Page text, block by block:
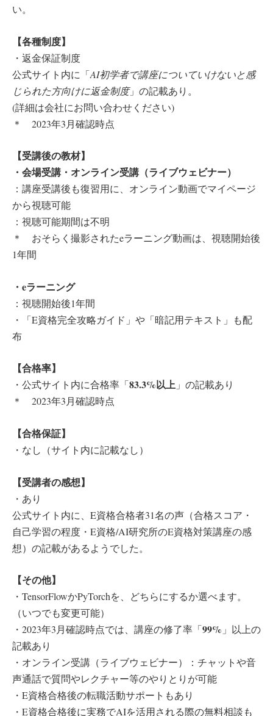
い。
【各種制度】
・返金保証制度
公式サイト内に「AI初学者で講座についていけないと感
じられた方向けに返金制度」の記載あり。
(詳細は会社にお問い合わせください)
＊ 2023年3月確認時点
【受講後の教材】
・会場受講・オンライン受講（ライブウェビナー）
：講座受講後も復習用に、オンライン動画でマイページ
から視聴可能
：視聴可能期間は不明
＊ おそらく撮影されたeラーニング動画は、視聴開始後
1年間
・eラーニング
：視聴開始後1年間
・「E資格完全攻略ガイド」や「暗記用テキスト」も配
布
【合格率】
・公式サイト内に合格率「83.3%以上 」の記載あり
＊ 2023年3月確認時点
【合格保証】
・なし（サイト内に記載なし）
【受講者の感想】
・あり
公式サイト内に、E資格合格者31名の声（合格スコア・
自己学習の程度・E資格/AI研究所のE資格対策講座の感
想）の記載があるようでした。
【その他】
・TensorFlowかPyTorchを、どちらにするか選べます。
（いつでも変更可能）
・2023年3月確認時点では、講座の修了率「99% 」以上の
記載あり
・オンライン受講（ライブウェビナー）：チャットや音
声通話で質問やレクチャー等のやりとりが可能
・E資格合格後の転職活動サポートもあり
・E資格合格後に実務でAIを活用される際の無料相談も